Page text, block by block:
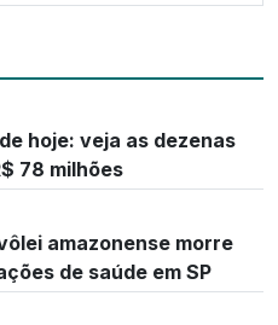
hoje: veja as dezenas
78 milhões
amazonense morre
de saúde em SP